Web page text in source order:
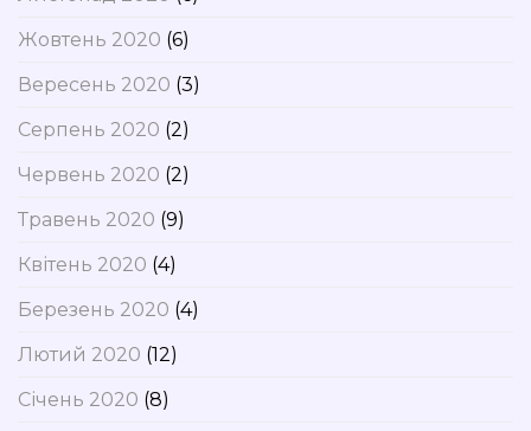
Жовтень 2020 (6)
Вересень 2020 (3)
Серпень 2020 (2)
Червень 2020 (2)
Травень 2020 (9)
Квітень 2020 (4)
Березень 2020 (4)
Лютий 2020 (12)
Січень 2020 (8)